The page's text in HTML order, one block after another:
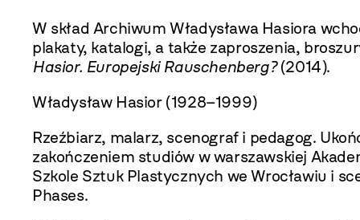
W skład Archiwum Władysława Hasiora
plakaty, katalogi, a także zaproszenia,
Hasior. Europejski Rauschenberg?(2014).
Władysław Hasior (1928–1999)
Rzeźbiarz, malarz, scenograf i pedagog.
zakończeniem studiów w warszawskiej
Szkole Sztuk Plastycznych we Wrocławiu i
Phases.